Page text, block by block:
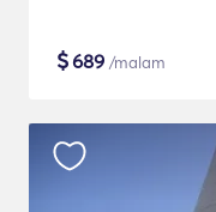
$689 /malam